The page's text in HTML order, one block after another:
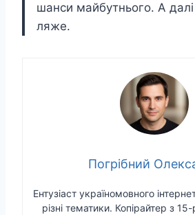
шанси майбутнього. А
ляже.
Погрібний
Ентузіаст україномовного
різні тематики. Копірайтер з